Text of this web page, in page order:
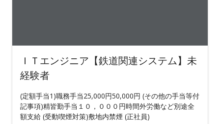
ＩＴエンジニア【鉄道関連システム】未
経験者
(定額手当1)職務手当25,000円50,000円 (その他の手当等付
記事項)精皆勤手当１０，０００円時間外労働など別途全
額支給 (受動喫煙対策)敷地内禁煙 (正社員)